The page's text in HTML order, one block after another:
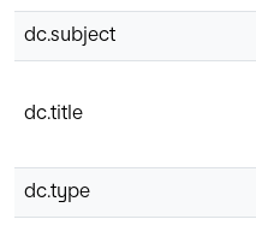
dc.subject
dc.title
dc.type